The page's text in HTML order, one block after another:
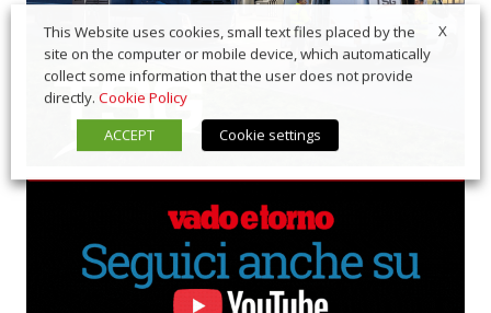
X
This Website uses cookies, small text files placed by the
site on the computer or mobile device, which automatically
collect some information that the user does not provide
directly. Cookie Policy
ACCEPT
Cookie settings